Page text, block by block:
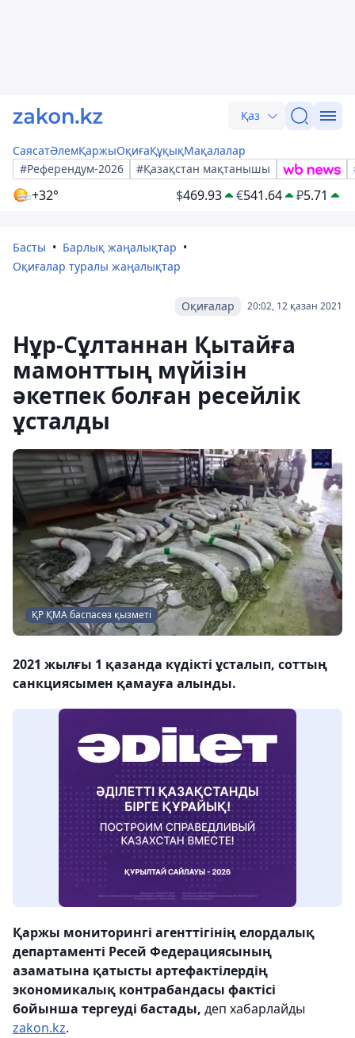
Қаз
СаясатӘлемҚаржыОқиғаҚұқықМақалалар
#Референдум-2026
#Қазақстан мақтанышы
+32° $469.93 €541.64 ₽5.71
Басты
Барлық жаңалықтар
Оқиғалар туралы жаңалықтар
20:02, 12 қазан 2021
Оқиғалар
Нұр-Сұлтаннан Қытайға
мамонттың мүйізін
әкетпек болған ресейлік
ұсталды
ҚР ҚМА баспасөз қызметі
2021 жылғы 1 қазанда күдікті ұсталып, соттың
санкциясымен қамауға алынды.
Қаржы мониторингі агенттігінің елордалық
департаменті Ресей Федерациясының
азаматына қатысты артефактілердің
экономикалық контрабандасы фактісі
бойынша тергеуді бастады, деп хабарлайды
zakon.kz.